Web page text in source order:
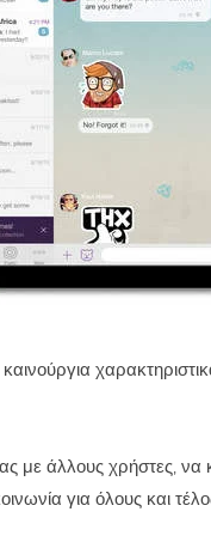
με άλλους χρήστες,
για όλους και